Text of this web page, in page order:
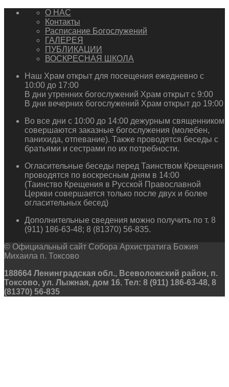
О НАС
Контакты
Расписание Богослужений
ГАЛЕРЕЯ
ПУБЛИКАЦИИ
ВОСКРЕСНАЯ ШКОЛА
Наш Храм открыт для посещения ежедневно с
10:00 до 17:00
В дни утренних богослужений Храм открыт с 9:00
В дни вечерних богослужений Храм открыт до 19:00
Во все дни с 10:00 до 14:00 дежурным священником
совершаются заказные богослужения (молебен,
панихида, отпевание). Также проводятся беседы с
братьями и сестрами по их потребности.
Огласительные беседы перед Таинством Крещения
проводятся по воскресным дням в 14:00
(Таинство Крещения в Русской Православной
Церкви совершается только после двух и более
огласительных бесед)
Дополнительные сведения можно получить по т. 8
(911) 186-63-48; 8 (81370) 56-835.
© Официальный сайт Собора Архистратига Божия
Михаила п. Токсово
188664 Ленинградская обл., Всеволожский район, п.
Токсово, ул. Лыжная, дом 16. Тел: 8 (911) 186-63-48, 8
(81370) 56-835